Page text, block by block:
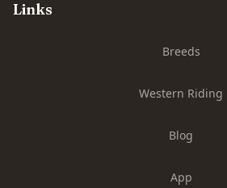
Links
Breeds
Western Riding
Blog
App